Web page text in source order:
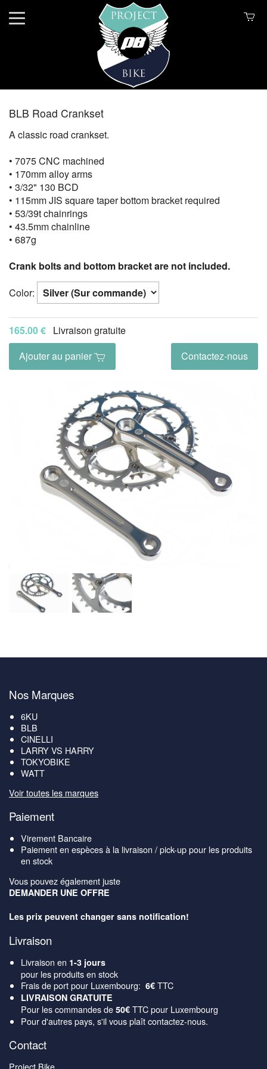
BLB Road Crankset
A classic road crankset.
• 7075 CNC machined
• 170mm alloy arms
• 3/32" 130 BCD
• 115mm JIS square taper bottom bracket required
• 53/39t chainrings
• 43.5mm chainline
• 687g
Crank bolts and bottom bracket are not included.
Color:
165.00 € Livraison gratuite
Ajouter au panier
Contactez-nous
Nos Marques
6KU
BLB
CINELLI
LARRY VS HARRY
TOKYOBIKE
WATT
Voir toutes les marques
Paiement
Virement Bancaire
Paiement en espèces à la livraison / pick-up pour les produits
en stock
Vous pouvez également juste
DEMANDER UNE OFFRE
Les prix peuvent changer sans notification!
Livraison
Livraison en 1-3 jours
pour les produits en stock
Frais de port pour Luxembourg: 6€ TTC
LIVRAISON GRATUITE
Pour les commandes de 50€ TTC pour Luxembourg
Pour d'autres pays, s'il vous plaît contactez-nous.
Contact
Project Bike